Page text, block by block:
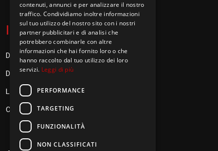
nformazioni
Donazioni
Diventa Orionino
Link
Contatti
contenuti, annunci e per analizzare il nostro
traffico. Condividiamo inoltre informazioni
sul tuo utilizzo del nostro sito con i nostri
partner pubblicitari e di analisi che
potrebbero combinarle con altre
informazioni che hai fornito loro o che
hanno raccolto dal tuo utilizzo dei loro
servizi. Leggi di più
PERFORMANCE
TARGETING
FUNZIONALITÀ
NON CLASSIFICATI